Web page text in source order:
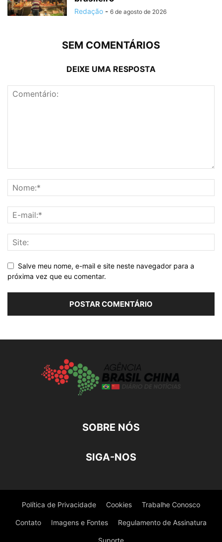
Redação - 6 de agosto de 2026
SEM COMENTÁRIOS
DEIXE UMA RESPOSTA
Salve meu nome, e-mail e site neste navegador para a
próxima vez que eu comentar.
SOBRE NÓS
SIGA-NOS
Política de Privacidade Cookies Trabalhe Conosco
Contato Imagens e Fontes Regulamento de Assinatura